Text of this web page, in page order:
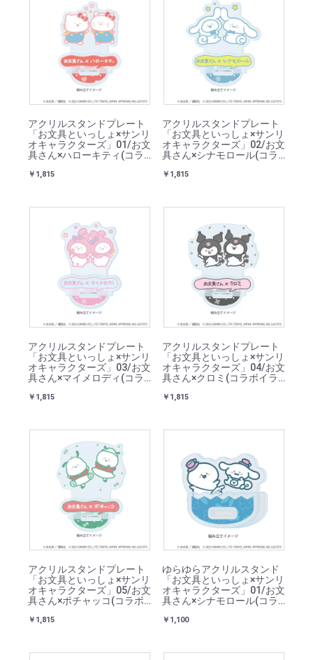
アクリルスタンドプレート
「お文具といっしょ×サンリ
オキャラクターズ」01/お文
具さん×ハローキティ(コラ
￥1,815
アクリルスタンドプレート
「お文具といっしょ×サンリ
オキャラクターズ」02/お文
具さん×シナモロール(コラ
￥1,815
アクリルスタンドプレート
「お文具といっしょ×サンリ
オキャラクターズ」03/お文
具さん×マイメロディ(コラ
￥1,815
アクリルスタンドプレート
「お文具といっしょ×サンリ
オキャラクターズ」04/お文
具さん×クロミ(コラボイラ
￥1,815
アクリルスタンドプレート
「お文具といっしょ×サンリ
オキャラクターズ」05/お文
具さん×ポチャッコ(コラボ
￥1,815
ゆらゆらアクリルスタンド
「お文具といっしょ×サンリ
オキャラクターズ」01/お文
具さん×シナモロール(コラ
￥1,100